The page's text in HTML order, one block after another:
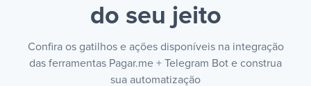
do seu jeito
Confira os gatilhos e ações disponíveis na integração
das ferramentas Pagar.me + Telegram Bot e construa
sua automatização